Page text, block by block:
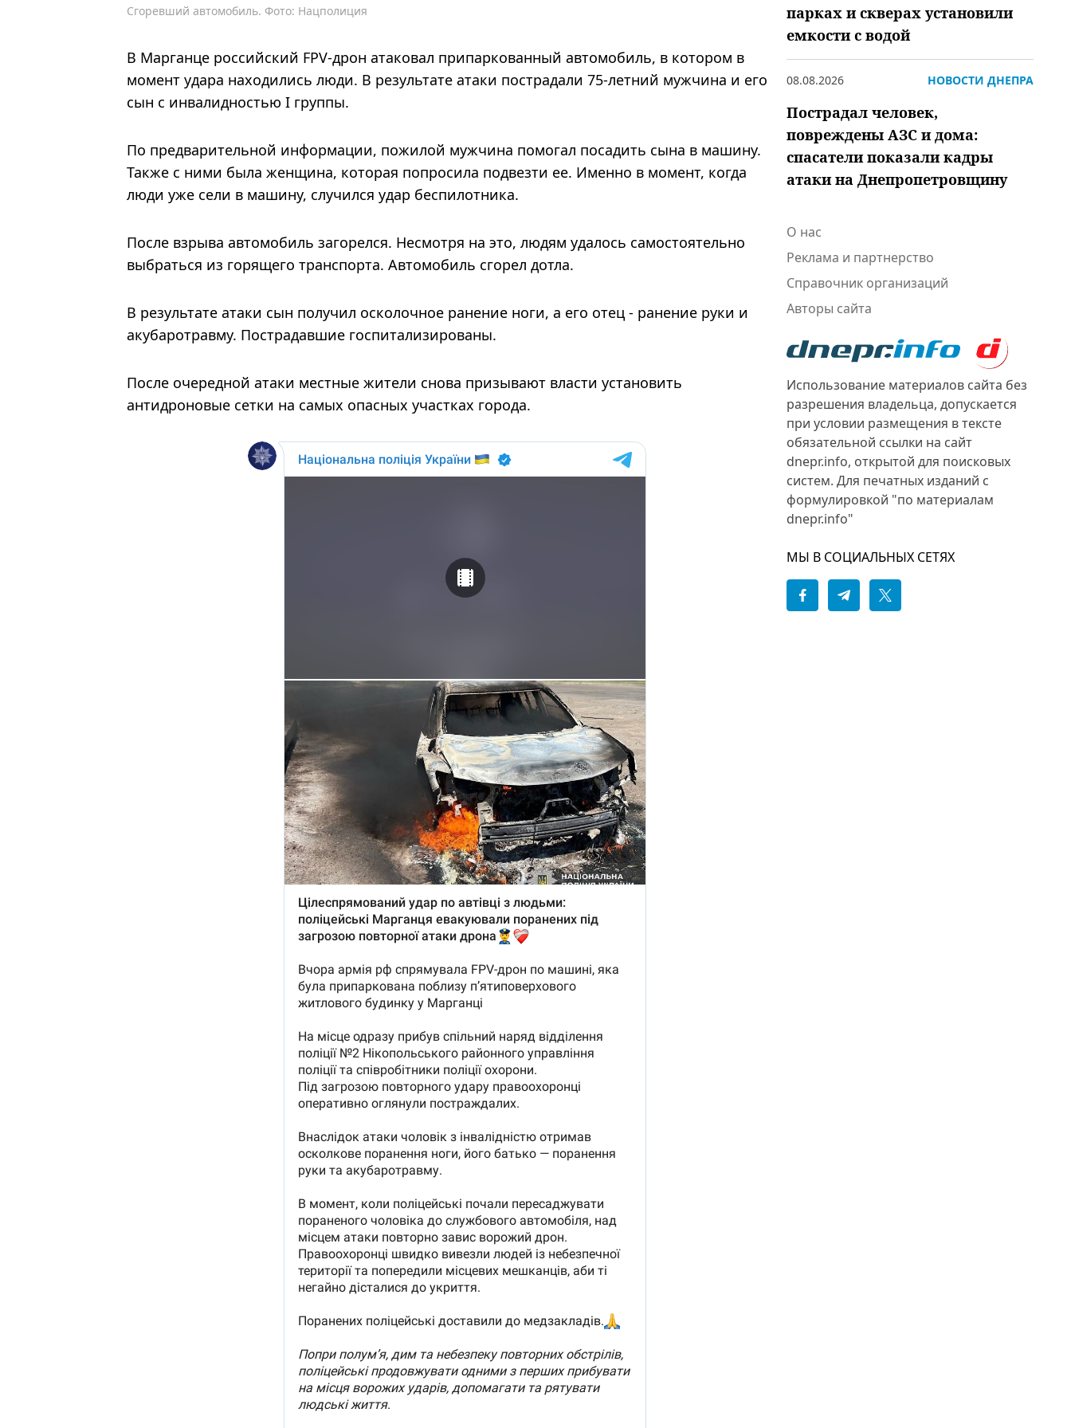
Сгоревший автомобиль. Фото: Нацполиция
В Марганце российский FPV-дрон атаковал припаркованный автомобиль, в котором в
момент удара находились люди. В результате атаки пострадали 75-летний мужчина и его
сын с инвалидностью I группы.
По предварительной информации, пожилой мужчина помогал посадить сына в машину.
Также с ними была женщина, которая попросила подвезти ее. Именно в момент, когда
люди уже сели в машину, случился удар беспилотника.
После взрыва автомобиль загорелся. Несмотря на это, людям удалось самостоятельно
выбраться из горящего транспорта. Автомобиль сгорел дотла.
В результате атаки сын получил осколочное ранение ноги, а его отец - ранение руки и
акубаротравму. Пострадавшие госпитализированы.
После очередной атаки местные жители снова призывают власти установить
антидроновые сетки на самых опасных участках города.
парках и скверах установили
емкости с водой
08.08.2026 НОВОСТИ ДНЕПРА
Пострадал человек,
повреждены АЗС и дома:
спасатели показали кадры
атаки на Днепропетровщину
О нас
Реклама и партнерство
Справочник организаций
Авторы сайта
Использование материалов сайта без
разрешения владельца, допускается
при условии размещения в тексте
обязательной ссылки на сайт
dnepr.info, открытой для поисковых
систем. Для печатных изданий с
формулировкой "по материалам
dnepr.info"
МЫ В СОЦИАЛЬНЫХ СЕТЯХ